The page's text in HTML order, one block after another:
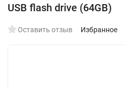
USB flash drive (64GB)
Оставить отзыв Избранное